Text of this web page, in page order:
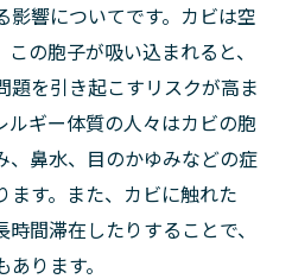
響についてです。カビは空
の胞子が吸い込まれると、
題を引き起こすリスクが高ま
ルギー体質の人々はカビの胞
、鼻水、目のかゆみなどの症
す。また、カビに触れた
間滞在したりすることで、
ります。